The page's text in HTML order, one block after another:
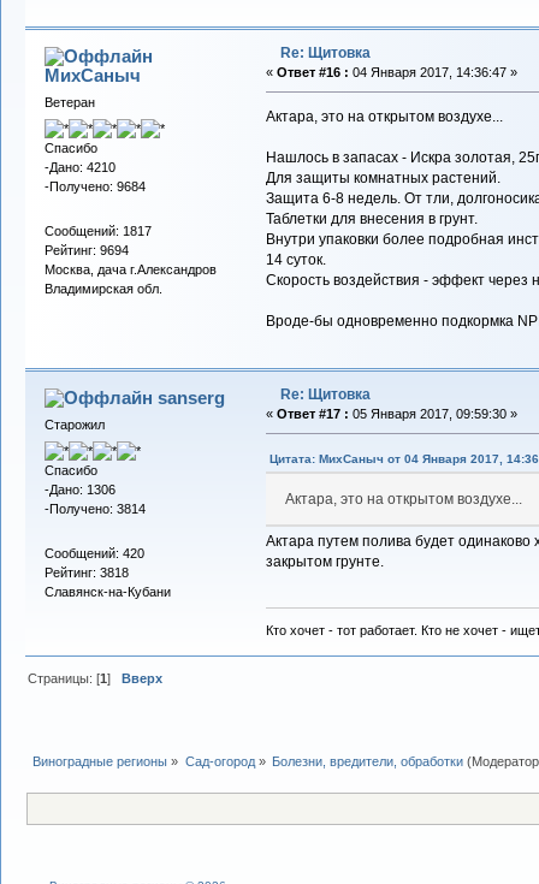
МихСаныч
Ветеран
Спасибо
-Дано: 4210
-Получено: 9684
Сообщений: 1817
Рейтинг: 9694
Москва, дача г.Александров
Владимирская обл.
Re: Щитовка
« Ответ #16 : 04 Января 2017, 14:36:47 »
Актара, это на открытом воздухе...
Нашлось в запасах - Искра золотая,
Для защиты комнатных растений.
Защита 6-8 недель. От тли,
Таблетки для внесения в грунт.
Внутри упаковки более подробная
14 суток.
Скорость воздействия - эффект через
Вроде-бы одновременно подкормка
sanserg
Старожил
Спасибо
-Дано: 1306
-Получено: 3814
Сообщений: 420
Рейтинг: 3818
Славянск-на-Кубани
Re: Щитовка
« Ответ #17 : 05 Января 2017, 09:59:30 »
Цитата: МихСаныч от 04 Января 2017,
Актара, это на открытом воздухе...
Актара путем полива будет одинаково
закрытом грунте.
Кто хочет - тот работает. Кто не хочет -
Страницы: [1]Вверх
Виноградные регионы » Сад-огород» Болезни, вредители, обработки